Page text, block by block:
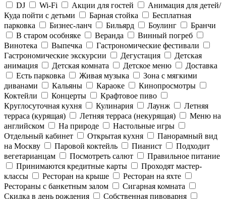
DJ
Wi-Fi Акции для гостей
Анимация для детей/
Куда пойти с детьми
Барная стойка
Бесплатная
парковка
Бизнес-ланч Бильярд Боулинг
Бранчи
В старом особняке
Веранда
Винный погреб
Винотека
Выпечка
Гастрономические фестивали
Гастрономические экскурсии
Дегустация
Детская
анимация
Детская комната Детское меню
Доставка
Есть парковка
Живая музыка
Зона с мягкими
диванами
Кальяны Караоке
Кинопросмотры
Коктейли
Концерты
Крафтовое пиво
Круглосуточная кухня
Кулинария Лаунж
Летняя
терраса (курящая)
Летняя терраса (некурящая)
Меню на
английском
На природе
Настольные игры
Отдельный кабинет
Открытая кухня
Панорамный вид
на Москву
Паровой коктейль Пианист
Подходит
вегетарианцам
Посмотреть салют
Правильное питание
Принимаются кредитные карты
Проходят мастер-
классы
Ресторан на крыше
Ресторан на яхте
Рестораны с банкетным залом
Сигарная комната
Скидка в день рождения
Собственная пивоварня